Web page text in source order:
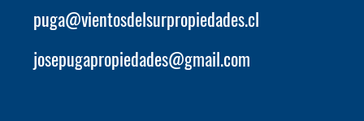
puga@vientosdelsurpropiedades.cl
josepugapropiedades@gmail.com